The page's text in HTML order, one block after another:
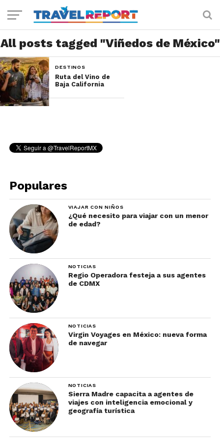
All posts tagged "Viñedos de México"
DESTINOS
Ruta del Vino de
Baja California
Populares
VIAJAR CON NIÑOS
¿Qué necesito para viajar con un menor
de edad?
NOTICIAS
Regio Operadora festeja a sus agentes
de CDMX
NOTICIAS
Virgin Voyages en México: nueva forma
de navegar
NOTICIAS
Sierra Madre capacita a agentes de
viajes con inteligencia emocional y
geografía turística